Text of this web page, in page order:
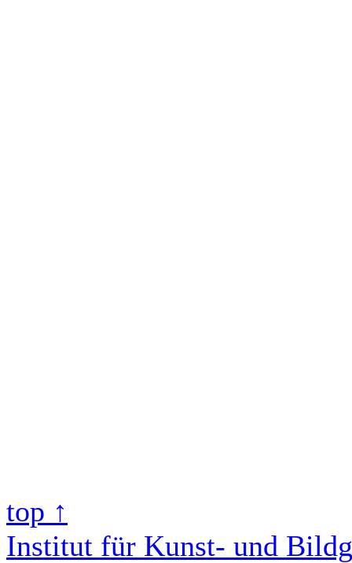
top ↑
Institut für Kunst- und